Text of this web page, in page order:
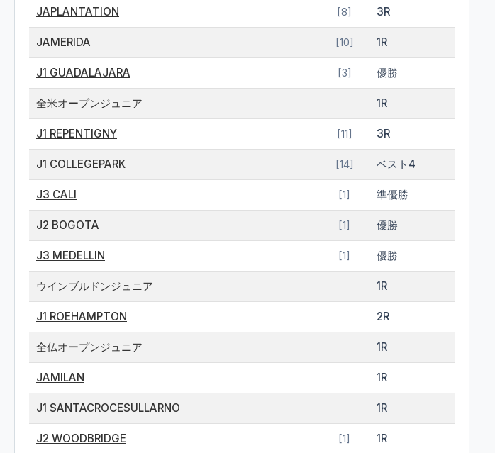
JAPLANTATION [8] 3R
JAMERIDA [10] 1R
J1 GUADALAJARA [3] 優勝
全米オープンジュニア 1R
J1 REPENTIGNY [11] 3R
J1 COLLEGEPARK [14] ベスト4
J3 CALI [1] 準優勝
J2 BOGOTA [1] 優勝
J3 MEDELLIN [1] 優勝
ウインブルドンジュニア 1R
J1 ROEHAMPTON 2R
全仏オープンジュニア 1R
JAMILAN 1R
J1 SANTACROCESULLARNO 1R
J2 WOODBRIDGE [1] 1R